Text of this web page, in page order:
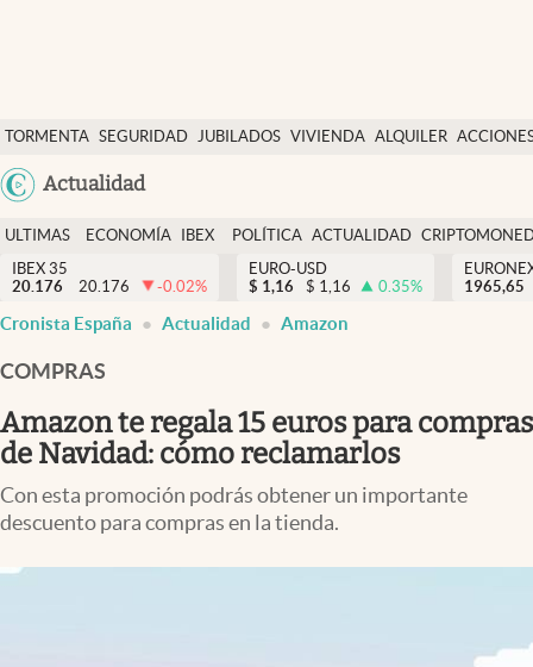
TORMENTA SEGURIDAD JUBILADOS VIVIENDA ALQUILER
USA
Actualidad
Economía y finanzas
Política
Actualidad
Criptomonedas
España
ULTIMAS
NOTICIAS
ECONOMÍA
FINANZAS
IBEX
EURO
POLÍTICA ACTUALIDAD
IBEX 35
20.176
20.176 -0.02%
EURO-USD
$ 1,16 $ 1,16 0.35%
1965,65
Cronista España Actualidad Amazon
COMPRAS
Amazon te regala 15 euros para compras
de Navidad: cómo reclamarlos
Con esta promoción podrás obtener un importante
descuento para compras en la tienda.